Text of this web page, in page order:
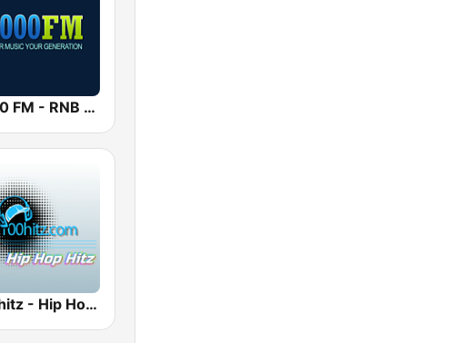
2000 FM - RNB and Hip Hop
100hitz - Hip Hop Hitz